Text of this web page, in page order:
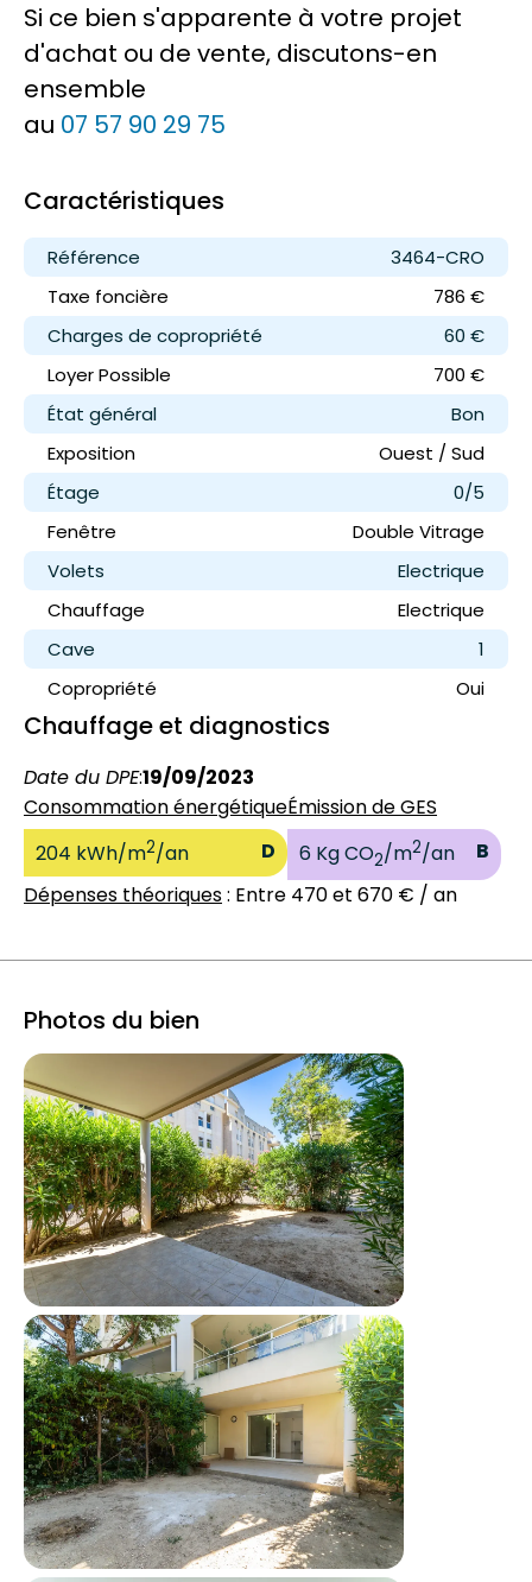
Si ce bien s'apparente à votre projet
d'achat ou de vente, discutons-en
ensemble
au 07 57 90 29 75
Caractéristiques
Référence
3464-CRO
Taxe foncière
786 €
Charges de copropriété
60 €
LoyerPossible
700 €
État général
Bon
Exposition
Ouest / Sud
Étage
0/5
Fenêtre
Double Vitrage
Volets
Electrique
Chauffage
Electrique
Cave
1
Copropriété
Oui
Chauffage et diagnostics
Date du DPE:19/09/2023
Consommation énergétique
204 kWh/m2/an D
Émission de GES
6 Kg CO2/m2/an
B
Dépenses théoriques: Entre 470 et 670 € / an
Photos du bien